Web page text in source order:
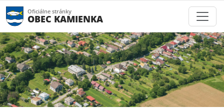
Oficiálne stránky
OBEC KAMIENKA